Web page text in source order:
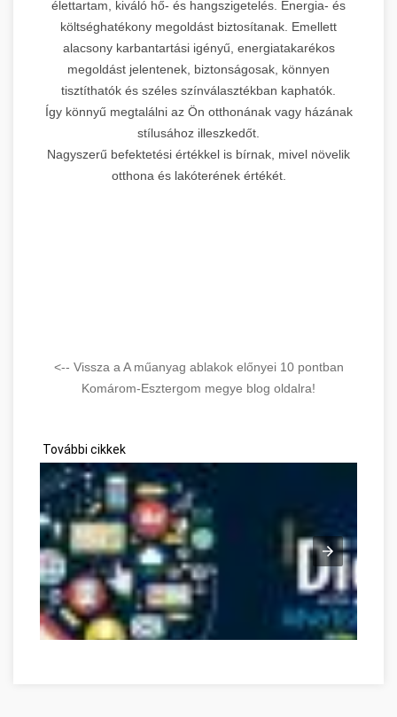
élettartam, kiváló hő- és hangszigetelés. Energia- és
költséghatékony megoldást biztosítanak. Emellett
alacsony karbantartási igényű, energiatakarékos
megoldást jelentenek, biztonságosak, könnyen
tisztíthatók és széles színválasztékban kaphatók.
Így könnyű megtalálni az Ön otthonának vagy házának
stílusához illeszkedőt.
Nagyszerű befektetési értékkel is bírnak, mivel növelik
otthona és lakóterének értékét.
<-- Vissza a A műanyag ablakok előnyei 10 pontban
Komárom-Esztergom megye blog oldalra!
További cikkek